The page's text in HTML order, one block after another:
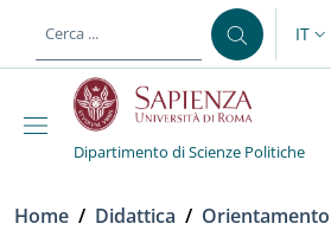
al contenuto principale
IT
Dipartimento di Scienze Politiche
Briciole di pane
Home / Didattica / Orientamento